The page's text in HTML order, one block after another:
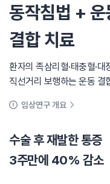
동작침법 + 운
결합 치료
환자의 족삼리혈·태충혈·
직선거리 보행하는 운동 결
임상연구 개요
수술 후 재발한 통증
3주만에 40% 감소